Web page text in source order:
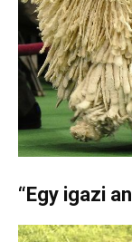
“Egy igazi